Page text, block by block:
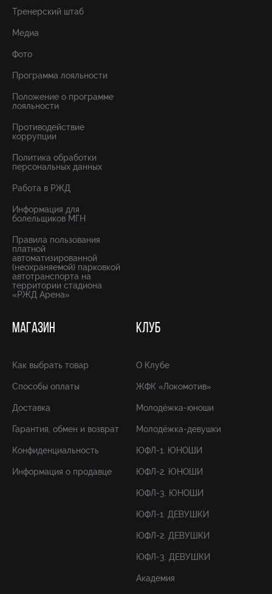
Тренерский штаб
Медиа
Фото
Программа лояльности
Положение о программе
лояльности
Противодействие
коррупции
Политика обработки
персональных данных
Работа в РЖД
Информация для
болельщиков МГН
Правила пользования
платной
автоматизированной
(неохраняемой) парковкой
автотранспорта на
территории стадиона
«РЖД Арена»
МАГАЗИН
Как выбрать товар
Способы оплаты
Доставка
Гарантия, обмен и возврат
Конфиденциальность
Информация о продавце
КЛУБ
О Клубе
ЖФК «Локомотив»
Молодёжка-юноши
Молодёжка-девушки
ЮФЛ-1. ЮНОШИ
ЮФЛ-2. ЮНОШИ
ЮФЛ-3. ЮНОШИ
ЮФЛ-1. ДЕВУШКИ
ЮФЛ-2. ДЕВУШКИ
ЮФЛ-3. ДЕВУШКИ
Академия